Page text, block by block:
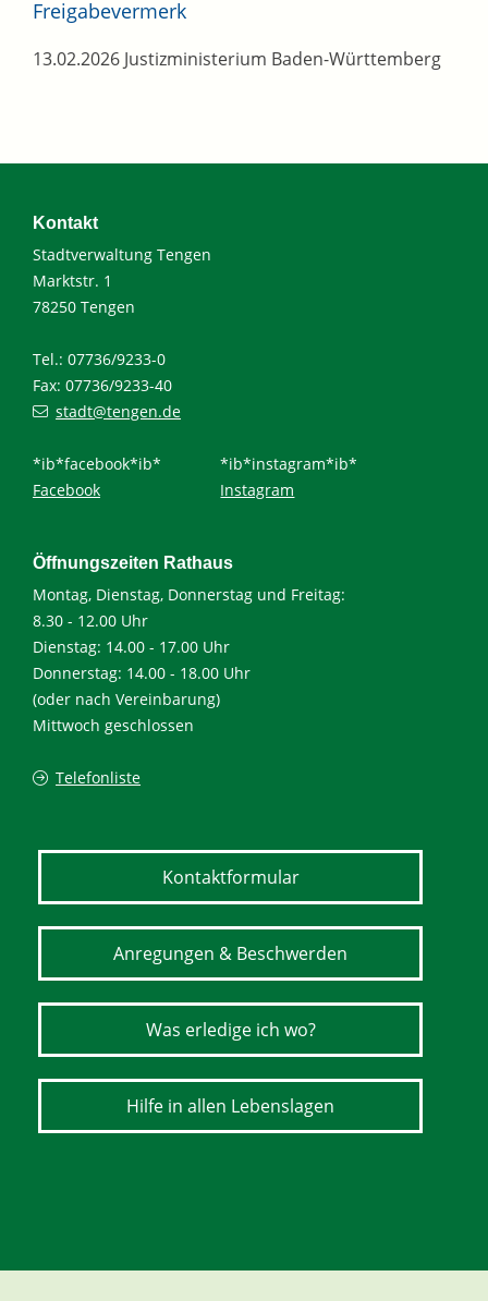
Freigabevermerk
13.02.2026 Justizministerium Baden-Württemberg
Kontakt
Stadtverwaltung Tengen
Marktstr. 1
78250 Tengen
Tel.: 07736/9233-0
Fax: 07736/9233-40
stadt@tengen.de
*ib*facebook*ib*
Facebook
*ib*instagram*ib*
Instagram
Öffnungszeiten Rathaus
Montag, Dienstag, Donnerstag und Freitag:
8.30 - 12.00 Uhr
Dienstag: 14.00 - 17.00 Uhr
Donnerstag: 14.00 - 18.00 Uhr
(oder nach Vereinbarung)
Mittwoch geschlossen
Telefonliste
Kontaktformular
Anregungen & Beschwerden
Was erledige ich wo?
Hilfe in allen Lebenslagen